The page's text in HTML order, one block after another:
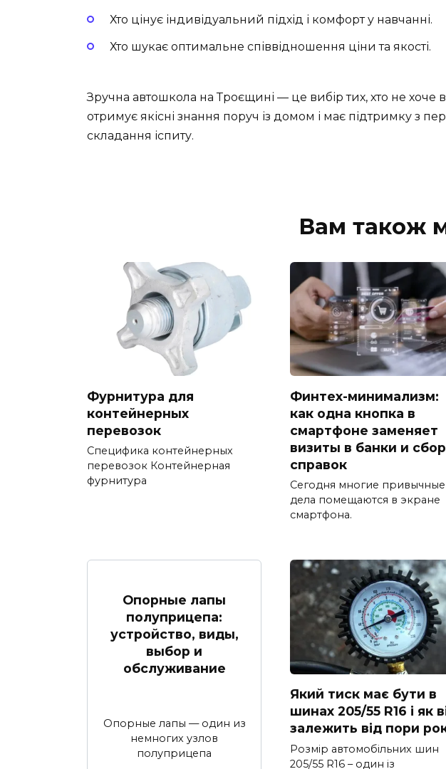
Хто цінує індивідуальний підхід і комфорт у навчанні.
Хто шукає оптимальне співвідношення ціни та якості.
Зручна автошкола на Троєщині — це вибір тих, хто не хоче
отримує якісні знання поруч із домом і має підтримку з
складання іспиту.
Вам також
Фурнитура для
контейнерных
перевозок
Специфика контейнерных
перевозок Контейнерная
фурнитура
Финтех-минимализм:
как одна кнопка в
смартфоне заменяет
визиты в банки и сбор
справок
Сегодня многие привычные
дела помещаются в экране
смартфона.
Опорные лапы
полуприцепа:
устройство, виды,
выбор и
обслуживание
Опорные лапы — один из
немногих узлов
полуприцепа
Який тиск має бути в
шинах 205/55 R16 і як
залежить від пори
Розмір автомобільних шин
205/55 R16 – один із